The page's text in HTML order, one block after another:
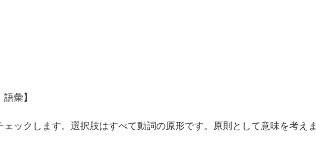
語彙】
ェックします。選択肢はすべて動詞の原形です。原則として意味を考えま